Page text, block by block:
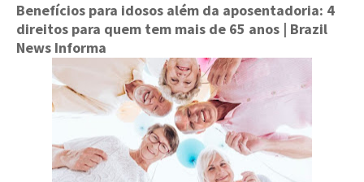
Benefícios para idosos além da aposentadoria: 4
direitos para quem tem mais de 65 anos | Brazil
News Informa